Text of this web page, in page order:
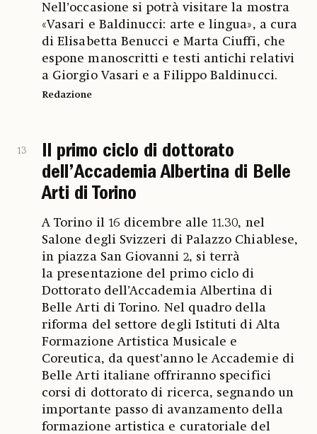
Nell’occasione si potrà visitare la mostra
«Vasari e Baldinucci: arte e lingua», a cura
di Elisabetta Benucci e Marta Ciuffi, che
espone manoscritti e testi antichi relativi
a Giorgio Vasari e a Filippo Baldinucci.
Redazione
13
Il primo ciclo di dottorato
dell’Accademia Albertina di Belle
Arti di Torino
A Torino il 16 dicembre alle 11.30, nel
Salone degli Svizzeri di Palazzo Chiablese,
in piazza San Giovanni 2, si terrà
la presentazione del primo ciclo di
Dottorato dell’Accademia Albertina di
Belle Arti di Torino. Nel quadro della
riforma del settore degli Istituti di Alta
Formazione Artistica Musicale e
Coreutica, da quest’anno le Accademie di
Belle Arti italiane offriranno specifici
corsi di dottorato di ricerca, segnando un
importante passo di avanzamento della
formazione artistica e curatoriale del